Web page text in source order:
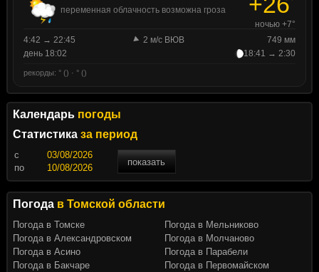
переменная облачность возможна гроза
ночью +7°
4:42 → 22:45
2 м/с ВЮВ
749 мм
день 18:02
18:41 → 2:30
рекорды: ° () · ° ()
Календарь погоды
Статистика за период
c
показать
по
Погода в Томской области
Погода в Томске
Погода в Александровском
Погода в Асино
Погода в Бакчаре
Погода в Мельниково
Погода в Молчаново
Погода в Парабели
Погода в Первомайском